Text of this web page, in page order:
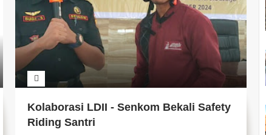
Kolaborasi LDII - Senkom Bekali Safety
Riding Santri